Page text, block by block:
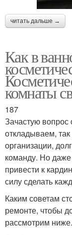
читать дальше →
Как в
комнаты
187
Зачастую
откладываем,
организации,
команду. Но даже
привести к
силу сделать
Каким советам
ремонте, чтобы
рассмотрим ниже.